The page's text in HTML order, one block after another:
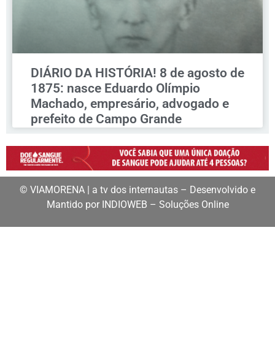
DIÁRIO DA HISTÓRIA! 8 de agosto de
1875: nasce Eduardo Olímpio
Machado, empresário, advogado e
prefeito de Campo Grande
© VIAMORENA | a tv dos internautas – Desenvolvido e
Mantido por INDIOWEB – Soluções Online